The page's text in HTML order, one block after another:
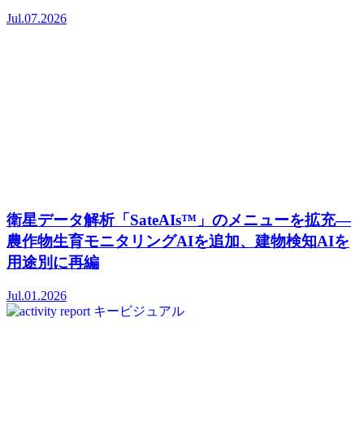
Jul.07.2026
衛星データ解析「SateAIs™」のメニューを拡充―
農作物生育モニタリングAIを追加、建物検知AIを
用途別に再編
Jul.01.2026